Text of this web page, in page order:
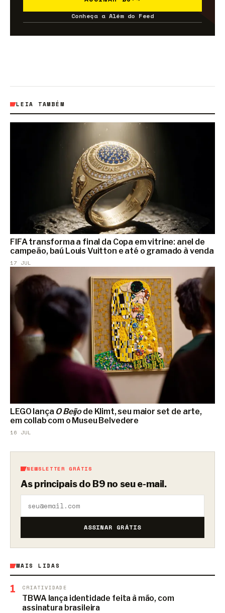
Conheça a Além do Feed
LEIA TAMBÉM
FIFA transforma a final da Copa em vitrine: anel de
campeão, baú Louis Vuitton e até o gramado à venda
17 JUL
LEGO lança O Beijode Klimt, seu maior set de arte,
em collab com o Museu Belvedere
16 JUL
NEWSLETTER GRÁTIS
As principais do B9 no seu e-mail.
ASSINAR GRÁTIS
MAIS LIDAS
1 CRIATIVIDADE
TBWA lança identidade feita à mão, com
assinatura brasileira